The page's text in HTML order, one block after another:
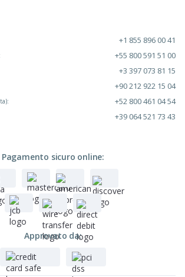
+1 855 896 00 41
+55 800 591 51 00
+3 397 073 81 15
+90 212 922 15 04
+52 800 461 04 54
+39 064 521 73 43
Pagamento sicuro online:
Approvato da: